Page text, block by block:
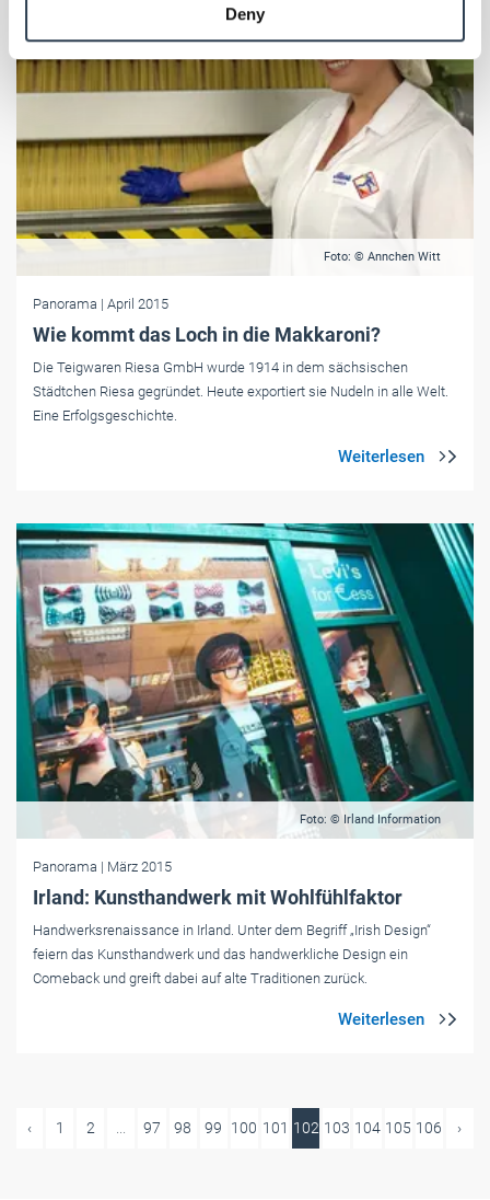
Weitere Informationen:Impressum Datenschutz
Deny
Foto: © Annchen Witt
Panorama | April 2015
Wie kommt das Loch in die Makkaroni?
Die Teigwaren Riesa GmbH wurde 1914 in dem sächsischen
Städtchen Riesa gegründet. Heute exportiert sie Nudeln in alle Welt.
Eine Erfolgsgeschichte.
Foto: © Irland Information
Panorama | März 2015
Irland: Kunsthandwerk mit Wohlfühlfaktor
Handwerksrenaissance in Irland. Unter dem Begriff „Irish Design“
feiern das Kunsthandwerk und das handwerkliche Design ein
Comeback und greift dabei auf alte Traditionen zurück.
‹ 1 2 ... 97 98 99 100 101 102 103 104 105 106 ›